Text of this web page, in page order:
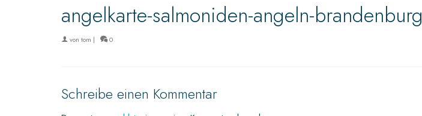
angelkarte-salmoniden-angeln-brandenburg
von tom | 0
Schreibe einen Kommentar